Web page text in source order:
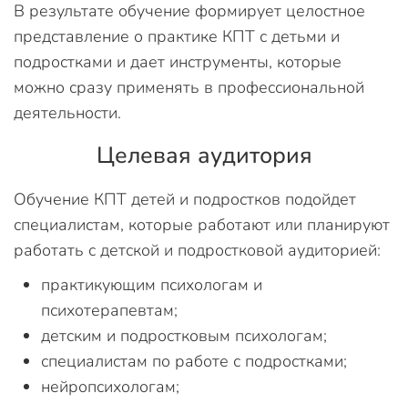
В результате обучение формирует целостное
представление о практике КПТ с детьми и
подростками и дает инструменты, которые
можно сразу применять в профессиональной
деятельности.
Целевая аудитория
Обучение КПТ детей и подростков подойдет
специалистам, которые работают или планируют
работать с детской и подростковой аудиторией:
практикующим психологам и
психотерапевтам;
детским и подростковым психологам;
специалистам по работе с подростками;
нейропсихологам;